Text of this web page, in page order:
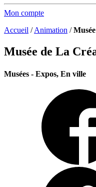
Mon compte
Accueil /Animation /
Musée de La
Musées - Expos, En ville